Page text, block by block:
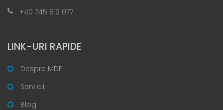
+40 745 813 077
LINK-URI RAPIDE
Despre MDP
Servicii
Blog